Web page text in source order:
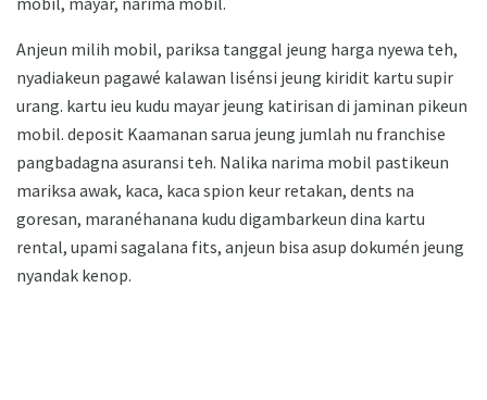
Anjeun milih mobil, pariksa tanggal jeung harga nyewa teh,
nyadiakeun pagawé kalawan lisénsi jeung kiridit kartu supir
urang. kartu ieu kudu mayar jeung katirisan di jaminan pikeun
mobil. deposit Kaamanan sarua jeung jumlah nu franchise
pangbadagna asuransi teh. Nalika narima mobil pastikeun
mariksa awak, kaca, kaca spion keur retakan, dents na
goresan, maranéhanana kudu digambarkeun dina kartu
rental, upami sagalana fits, anjeun bisa asup dokumén jeung
nyandak kenop.